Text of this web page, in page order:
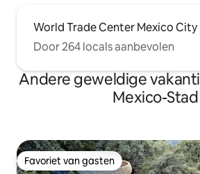
World Trade Center Mexico City
Door 264 locals aanbevolen
Andere geweldige
Mexico-Stad
Favoriet van gasten
Favoriet van gasten